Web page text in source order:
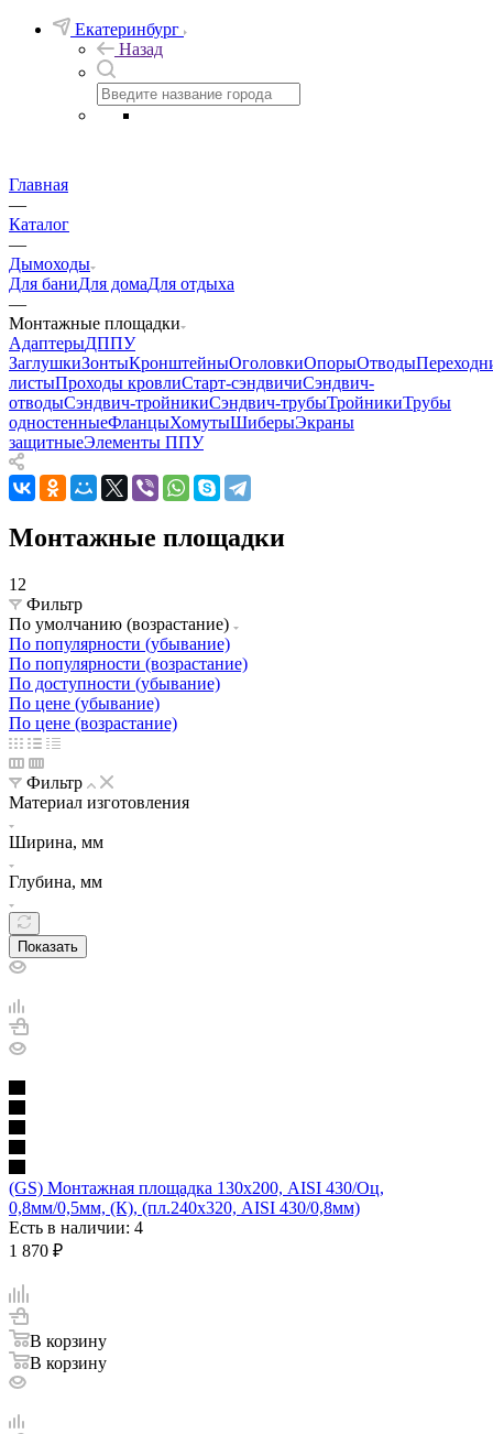
Екатеринбург
Назад
Главная
—
Каталог
—
Дымоходы
Для баниДля домаДля отдыха
—
Монтажные площадки
АдаптерыДППУ
ЗаглушкиЗонтыКронштейныОголовкиОпорыОтводы
листыПроходы кровлиСтарт-сэндвичиСэндвич-
отводыСэндвич-тройникиСэндвич-трубыТройникиТрубы
одностенныеФланцыХомутыШиберыЭкраны
защитныеЭлементы ППУ
Монтажные площадки
12
Фильтр
По умолчанию (возрастание)
По популярности (убывание)
По популярности (возрастание)
По доступности (убывание)
По цене (убывание)
По цене (возрастание)
Фильтр
Материал изготовления
Ширина, мм
Глубина, мм
Показать
(GS) Монтажная площадка 130х200, AISI 430/Оц,
0,8мм/0,5мм, (К), (пл.240х320, AISI 430/0,8мм)
Есть в наличии: 4
1 870 ₽
В корзину
В корзину